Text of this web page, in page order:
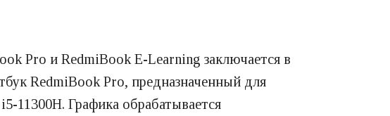
Pro и RedmiBook E-Learning заключается в
RedmiBook Pro, предназначенный для
11300H. Графика обрабатывается